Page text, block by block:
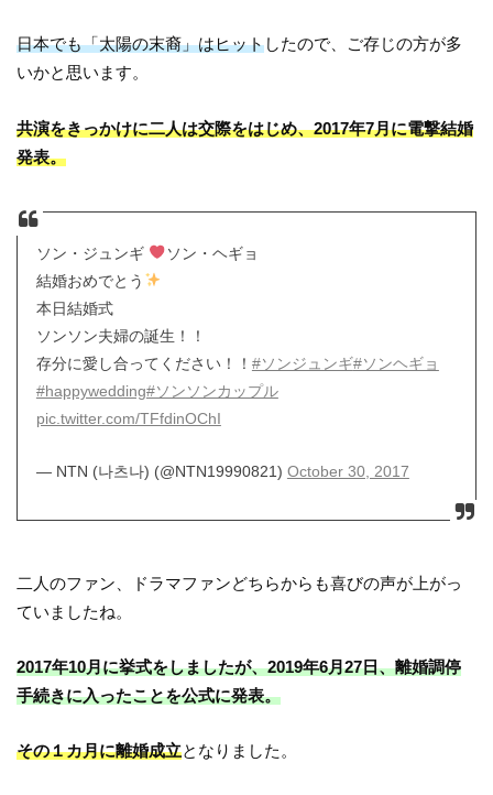
日本でも「太陽の末裔」はヒットしたので、ご存じの方が多
いかと思います。
共演をきっかけに二人は交際をはじめ、2017年7月に電撃結婚
発表。
ソン・ジュンギ
ソン・ヘギョ
結婚おめでとう
本日結婚式
ソンソン夫婦の誕生！！
存分に愛し合ってください！！ #ソンジュンギ#ソンヘギョ
#happywedding#ソンソンカップル
pic.twitter.com/TFfdinOChI
— NTN (나츠나) (@NTN19990821) October 30, 2017
二人のファン、ドラマファンどちらからも喜びの声が上がっ
ていましたね。
2017年10月に挙式をしましたが、2019年6月27日、離婚調停
手続きに入ったことを公式に発表。
その１カ月に離婚成立となりました。